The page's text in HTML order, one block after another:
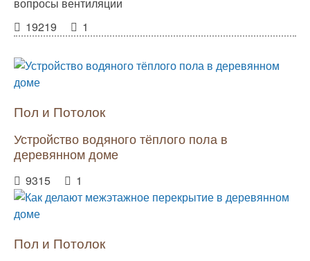
19219
1
Пол и Потолок
Устройство водяного тёплого пола в
деревянном доме
9315 1
Пол и Потолок